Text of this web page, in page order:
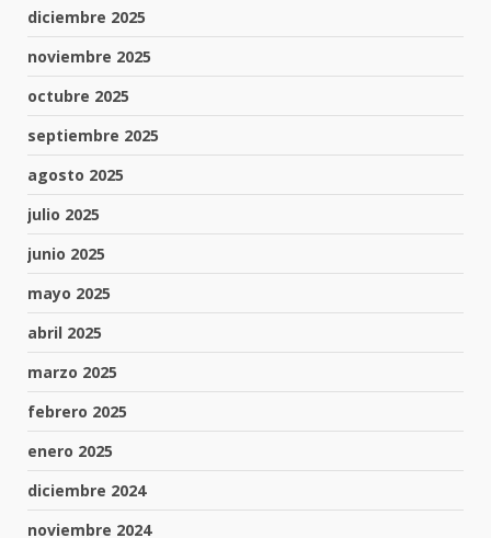
diciembre 2025
noviembre 2025
octubre 2025
septiembre 2025
agosto 2025
julio 2025
junio 2025
mayo 2025
abril 2025
marzo 2025
febrero 2025
enero 2025
diciembre 2024
noviembre 2024